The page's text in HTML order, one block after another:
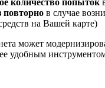
повторно в случае
на Вашей карте)
может
удобным